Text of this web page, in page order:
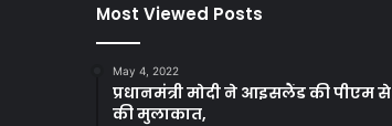
Most Viewed Posts
May 4, 2022
प्रधानमंत्री मोदी ने आइसलैंड की पीएम से
की मुलाकात,